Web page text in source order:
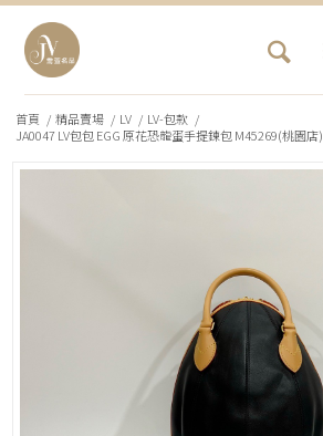
首頁 / 精品賣場 / LV / LV-包款 /
JA0047 LV包包 EGG 原花恐龍蛋手提鍊包 M45269(桃園店)